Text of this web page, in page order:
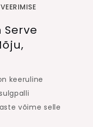
keeruline
võime selle